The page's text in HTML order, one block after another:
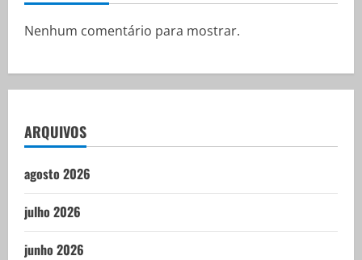
Nenhum comentário para mostrar.
ARQUIVOS
agosto 2026
julho 2026
junho 2026